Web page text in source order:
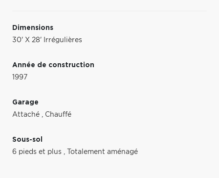
Dimensions
30' X 28' Irrégulières
Année de construction
1997
Garage
Attaché , Chauffé
Sous-sol
6 pieds et plus , Totalement aménagé